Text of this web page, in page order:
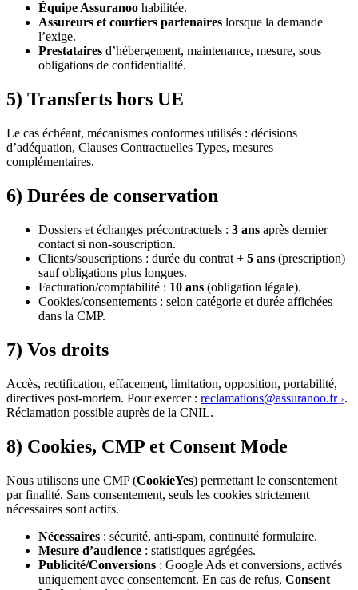
Équipe Assuranoo habilitée.
Assureurs et courtiers partenaires lorsque la demande
l’exige.
Prestataires d’hébergement, maintenance, mesure, sous
obligations de confidentialité.
5) Transferts hors UE
Le cas échéant, mécanismes conformes utilisés : décisions
d’adéquation, Clauses Contractuelles Types, mesures
complémentaires.
6) Durées de conservation
Dossiers et échanges précontractuels : 3 ans après dernier
contact si non-souscription.
Clients/souscriptions : durée du contrat + 5 ans (prescription)
sauf obligations plus longues.
Facturation/comptabilité : 10 ans (obligation légale).
Cookies/consentements : selon catégorie et durée affichées
dans la CMP.
7) Vos droits
Accès, rectification, effacement, limitation, opposition, portabilité,
directives post-mortem. Pour exercer : reclamations@assuranoo.fr .
Réclamation possible auprès de la CNIL.
8) Cookies, CMP et Consent Mode
Nous utilisons une CMP (CookieYes) permettant le consentement
par finalité. Sans consentement, seuls les cookies strictement
nécessaires sont actifs.
Nécessaires : sécurité, anti-spam, continuité formulaire.
Mesure d’audience : statistiques agrégées.
Publicité/Conversions : Google Ads et conversions, activés
uniquement avec consentement. En cas de refus, Consent